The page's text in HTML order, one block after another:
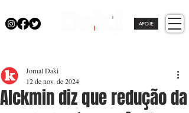
APOIE
Alckmin diz que redução da
Jornal Daki
12 de nov. de 2024